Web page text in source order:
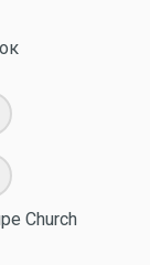
Church